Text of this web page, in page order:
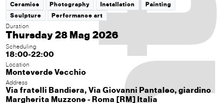
Ceramics
Photography Installation
Painting
Sculpture
Performance art
Duration
Thursday 28 Mag 2026
Scheduling
18:00-22:00
Location
Monteverde Vecchio
Address
Via fratelli Bandiera, Via Giovanni Pantaleo, giardino
Margherita Muzzone - Roma [RM] Italia